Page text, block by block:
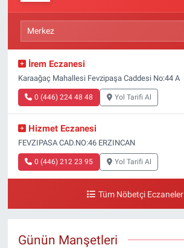
İrem Eczanesi
Karaağaç Mahallesi Fevzipaşa Caddesi No:44 A
0 (446) 224 48 48 Yol Tarifi Al
Hizmet Eczanesi
FEVZIPASA CAD.NO:46 ERZINCAN
0 (446) 212 23 95 Yol Tarifi Al
Tüm Nöbetçi Eczaneler
Günün Manşetleri